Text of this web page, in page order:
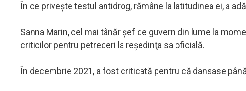
În ce priveşte testul antidrog, rămâne la latitudinea ei, a
Sanna Marin, cel mai tânăr şef de guvern din lume la
criticilor pentru petreceri la reşedinţa sa oficială.
În decembrie 2021, a fost criticată pentru că dansase